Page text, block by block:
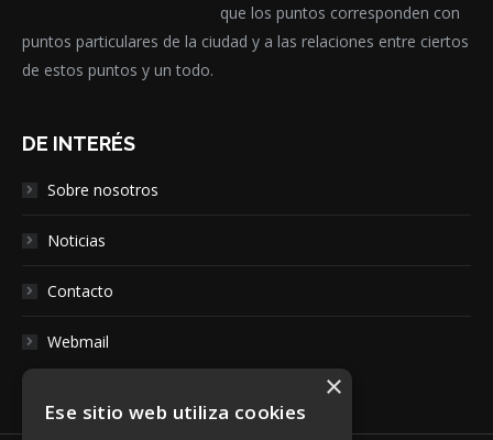
que los puntos corresponden con
puntos particulares de la ciudad y a las relaciones entre ciertos
de estos puntos y un todo.
DE INTERÉS
Sobre nosotros
Noticias
Contacto
Webmail
×
Ese sitio web utiliza cookies